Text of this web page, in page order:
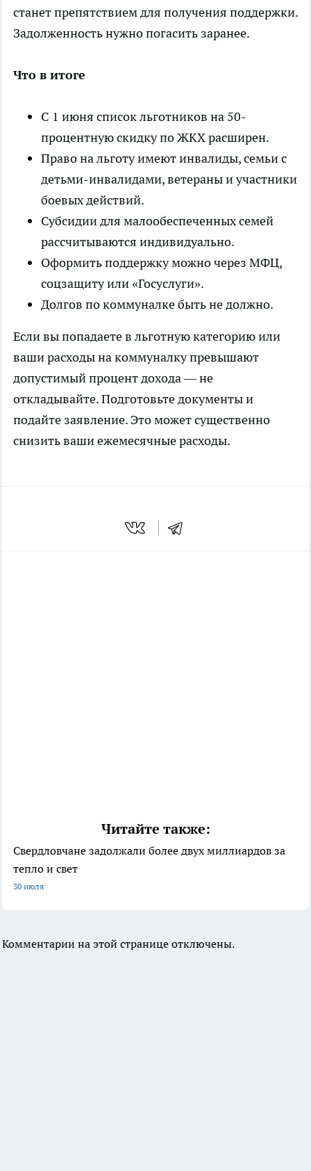
станет препятствием для получения поддержки.
Задолженность нужно погасить заранее.
Что в итоге
С 1 июня список льготников на 50-
процентную скидку по ЖКХ расширен.
Право на льготу имеют инвалиды, семьи с
детьми-инвалидами, ветераны и участники
боевых действий.
Субсидии для малообеспеченных семей
рассчитываются индивидуально.
Оформить поддержку можно через МФЦ,
соцзащиту или «Госуслуги».
Долгов по коммуналке быть не должно.
Если вы попадаете в льготную категорию или
ваши расходы на коммуналку превышают
допустимый процент дохода — не
откладывайте. Подготовьте документы и
подайте заявление. Это может существенно
снизить ваши ежемесячные расходы.
Читайте также:
Свердловчане задолжали более двух миллиардов за
тепло и свет
30 июля
Комментарии на этой странице отключены.